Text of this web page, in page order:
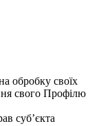
обробку своїх
свого Профілю
суб’єкта